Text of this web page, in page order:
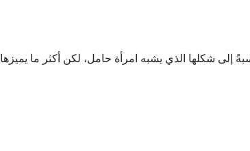
إلى شكلها الذي يشبه امرأة حامل، لكن أكثر ما يميزها